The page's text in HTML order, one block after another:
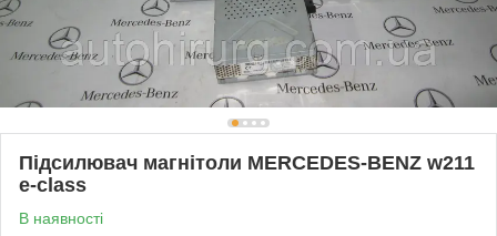
Підсилювач магнітоли MERCEDES-BENZ w211
e-class
В наявності